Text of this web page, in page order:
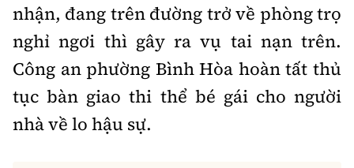
nhận, đang trên đường trở về phòng trọ
nghỉ ngơi thì gây ra vụ tai nạn trên.
Công an phường Bình Hòa hoàn tất thủ
tục bàn giao thi thể bé gái cho người
nhà về lo hậu sự.